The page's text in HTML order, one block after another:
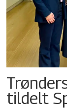
tildelt